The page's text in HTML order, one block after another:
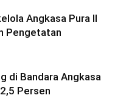
Angkasa Pura II
Pengetatan
di Bandara Angkasa
Persen